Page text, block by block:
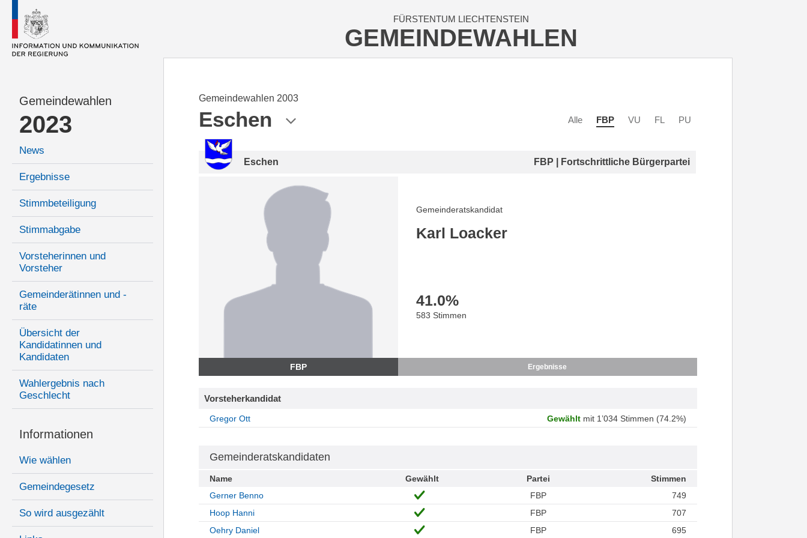
FÜRSTENTUM LIECHTENSTEIN
GEMEINDEWAHLEN
Gemeindewahlen
2023
News
Ergebnisse
Stimmbeteiligung
Stimmabgabe
Vorsteherinnen und
Vorsteher
Gemeinderätinnen und -
räte
Übersicht der
Kandidatinnen und
Kandidaten
Wahlergebnis nach
Geschlecht
Informationen
Wie wählen
Gemeindegesetz
So wird ausgezählt
Gemeindewahlen 2003
Eschen Alle FBP VU FL PU
Eschen FBP | Fortschrittliche Bürgerpartei
FBP
Gemeinderatskandidat
Karl Loacker
41.0%
583 Stimmen
Ergebnisse
Vorsteherkandidat
Gregor Ott Gewähltmit 1’034 Stimmen (74.2%)
Gemeinderatskandidaten
Name Gewählt Partei
Stimmen
Gerner Benno
FBP
749
Hoop Hanni
FBP
707
Oehry Daniel
FBP
695